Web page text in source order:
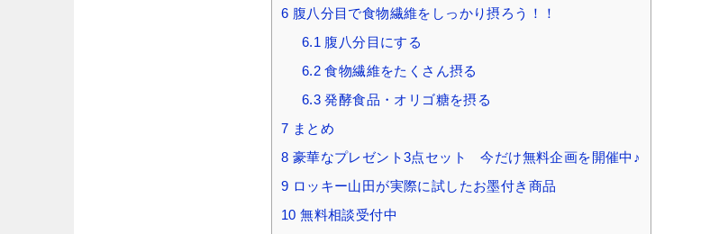
6 腹八分目で食物繊維をしっかり摂ろう！！
6.1 腹八分目にする
6.2 食物繊維をたくさん摂る
6.3 発酵食品・オリゴ糖を摂る
7 まとめ
8 豪華なプレゼント3点セット 今だけ無料企画を開催中♪
9 ロッキー山田が実際に試したお墨付き商品
10 無料相談受付中